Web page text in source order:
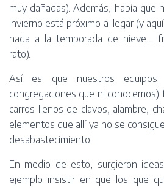
muy dañadas). Además, había que
invierno está próximo a llegar (y
nada a la temporada de nieve…
rato).
Así es que nuestros
congregaciones que ni
carros llenos de clavos, alambre,
elementos que allí ya no se
desabastecimiento.
En medio de esto, surgieron
ejemplo insistir en que los que